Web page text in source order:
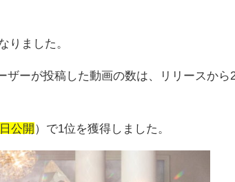
りました。
ザーが投稿した動画の数は、リリースから
公開 ）で1位を獲得しました。